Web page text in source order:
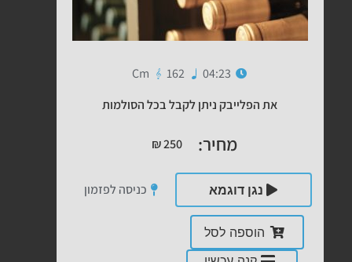
04:23
162
Cm
את הפלייבק ניתן לקבל בכל הסולמות
מחיר: ₪250
נגן דוגמא כניסה לפזמון
הוספה לסל